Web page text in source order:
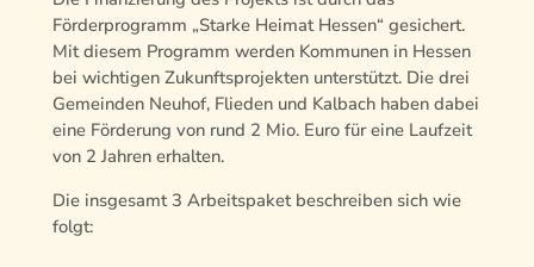
Förderprogramm „Starke Heimat Hessen“ gesichert.
Mit diesem Programm werden Kommunen in Hessen
bei wichtigen Zukunftsprojekten unterstützt. Die drei
Gemeinden Neuhof, Flieden und Kalbach haben dabei
eine Förderung von rund 2 Mio. Euro für eine Laufzeit
von 2 Jahren erhalten.
Die insgesamt 3 Arbeitspaket beschreiben sich wie
folgt: